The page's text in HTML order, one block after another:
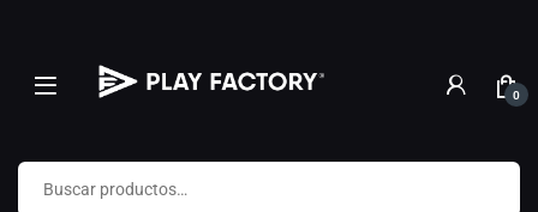
0
Buscar por: